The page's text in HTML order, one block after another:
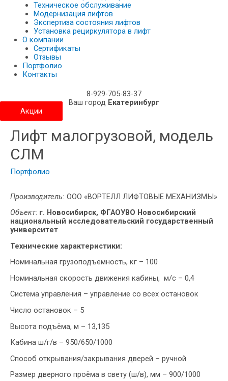
Техническое обслуживание
Модернизация лифтов
Экспертиза состояния лифтов
Установка рециркулятора в лифт
О компании
Сертификаты
Отзывы
Портфолио
Контакты
8-929-705-83-37
Ваш город Екатеринбург
Акции
Лифт малогрузовой, модель
СЛМ
Портфолио
Производитель: ООО «ВОРТЕЛЛ ЛИФТОВЫЕ МЕХАНИЗМЫ»
Объект: г. Новосибирск, ФГАОУВО Новосибирский
национальный исследовательский государственный
университет
Технические характеристики:
Номинальная грузоподъемность, кг – 100
Номинальная скорость движения кабины, м/с – 0,4
Система управления – управление со всех остановок
Число остановок – 5
Высота подъёма, м – 13,135
Кабина ш/г/в – 950/650/1000
Способ открывания/закрывания дверей – ручной
Размер дверного проёма в свету (ш/в), мм – 900/1000